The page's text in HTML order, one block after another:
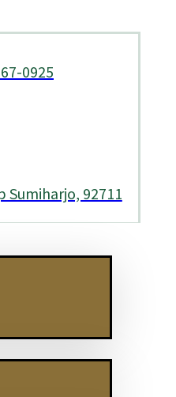
0925
Sumiharjo, 92711